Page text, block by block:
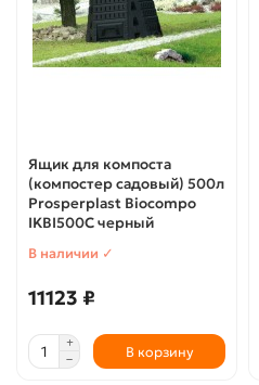
Ящик для компоста
(компостер садовый) 500л
Prosperplast Biocompo
IKBI500C черный
В наличии ✓
11123 ₽
В корзину